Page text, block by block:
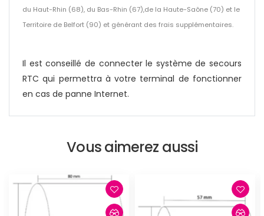
du Haut-Rhin (68), du Bas-Rhin (67),de la Haute-Saône (70) et le
Territoire de Belfort (90) et générant des frais supplémentaires.
Il est conseillé de connecter le système de secours
RTC qui permettra à votre terminal de fonctionner
en cas de panne Internet.
Vous aimerez aussi